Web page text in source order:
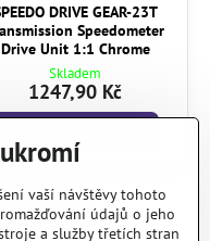
DRIVE GEAR-23T
Speedometer
Drive Unit 1:1 Chrome
Skladem
1247,90 Kč
vaší návštěvy tohoto
údajů o jeho
a služby třetích stran